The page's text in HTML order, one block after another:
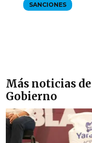
SANCIONES
Más noticias
Gobierno